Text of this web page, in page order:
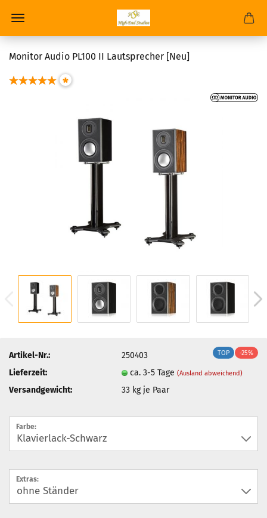
Monitor Audio PL100 II Lautsprecher [Neu]
*
TOP -25%
Artikel-Nr.:
250403
Lieferzeit:
ca. 3-5 Tage(Ausland abweichend)
Versandgewicht: 33 kg je Paar
Farbe:
Extras: